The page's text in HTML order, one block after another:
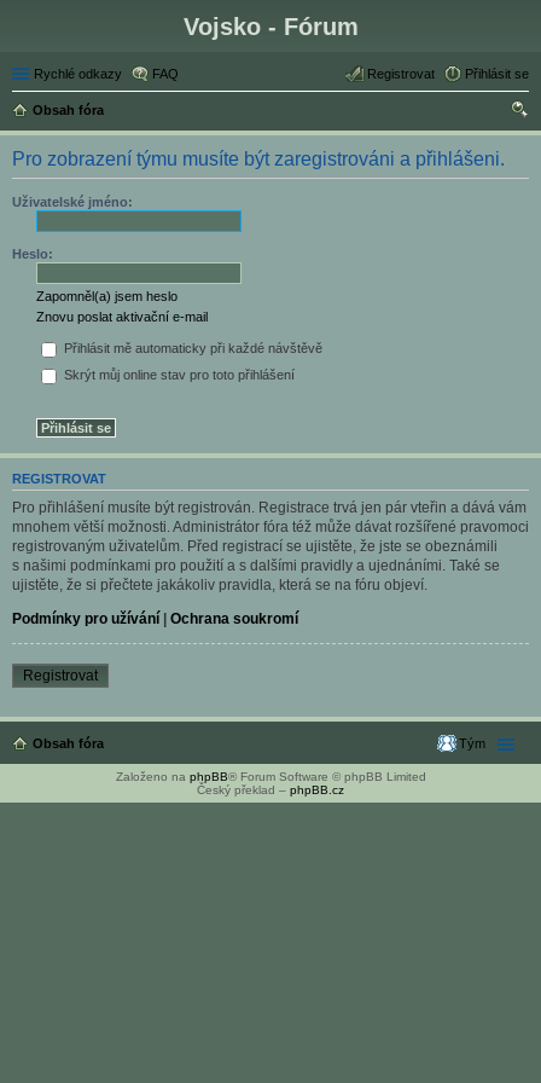
Vojsko - Fórum
Rychlé odkazy FAQ Přihlásit se
Registrovat
Obsah fóra
led
Pro zobrazení týmu musíte být zaregistrováni a přihlášeni.
Uživatelské jméno:
Heslo:
Zapomněl(a) jsem heslo
Znovu poslat aktivační e-mail
Přihlásit mě automaticky při každé návštěvě
Skrýt můj online stav pro toto přihlášení
REGISTROVAT
Pro přihlášení musíte být registrován. Registrace trvá jen pár vteřin a dává vám
mnohem větší možnosti. Administrátor fóra též může dávat rozšířené pravomoci
registrovaným uživatelům. Před registrací se ujistěte, že jste se obeznámili
s našimi podmínkami pro použití a s dalšími pravidly a ujednáními. Také se
ujistěte, že si přečtete jakákoliv pravidla, která se na fóru objeví.
Podmínky pro užívání | Ochrana soukromí
Registrovat
Obsah fóra Tým
Založeno na phpBB® Forum Software © phpBB Limited
Český překlad – phpBB.cz